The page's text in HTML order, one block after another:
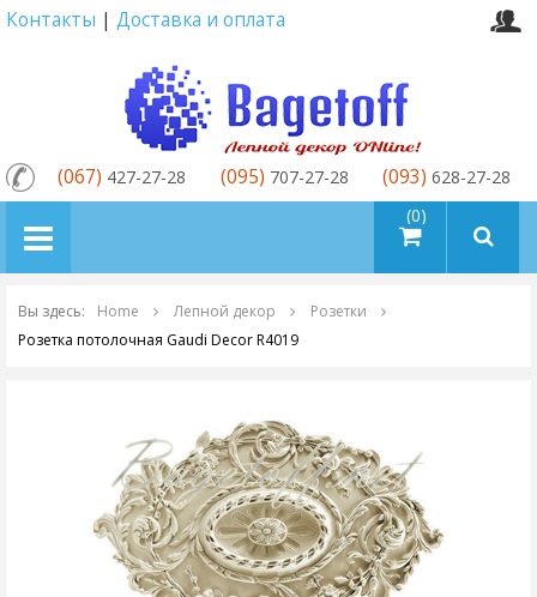
Контакты | Доставка и оплата
товаров (0)
(067) 427-27-28 (095) 707-27-28 (093) 628-27-28
Вы здесь: Home Лепной декор
Розетки
Розетка потолочная Gaudi Decor R4019